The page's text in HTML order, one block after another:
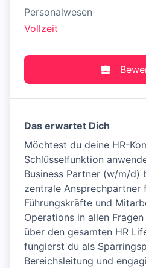
Personalwesen
Vollzeit
Das erwartet Dich
Möchtest du deine HR-
Schlüsselfunktion
Business Partner (w/m/d)
zentrale Ansprechpartner
Führungskräfte und
Operations in allen
über den gesamten HR
fungierst du als
Bereichsleitung und